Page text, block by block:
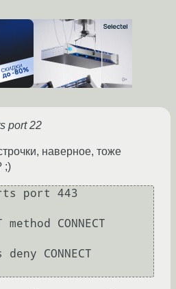
port 22
наверное, тоже
;)
port 443
method CONNECT
CONNECT